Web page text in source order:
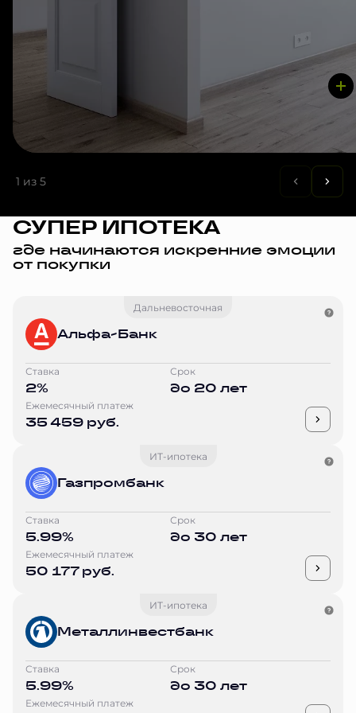
1 из 5
СУПЕР ИПОТЕКА
где начинаются искренние эмоции
от покупки
Дальневосточная
Альфа-Банк
Ставка
2%
Срок
до 20 лет
Ежемесячный платеж
35 459 руб.
ИТ-ипотека
Газпромбанк
Ставка
5.99%
Срок
до 30 лет
Ежемесячный платеж
50 177 руб.
ИТ-ипотека
Металлинвестбанк
Ставка
5.99%
Срок
до 30 лет
Ежемесячный платеж